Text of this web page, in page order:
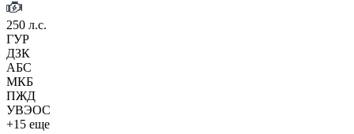
250 л.с.
ГУР
ДЗК
АБС
МКБ
ПЖД
УВЭОС
+15 еще